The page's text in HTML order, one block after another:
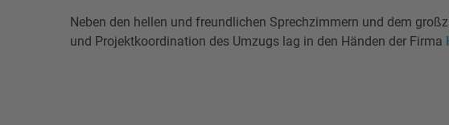
Neben den hellen und freundlichen Sprechzimmern und dem
und Projektkoordination des Umzugs lag in den Händen der Firma